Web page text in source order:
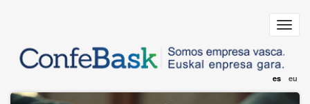
principal
es eu